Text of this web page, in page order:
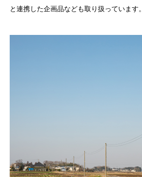
と連携した企画品なども取り扱っています。